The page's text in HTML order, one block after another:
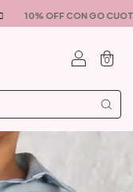
10% OFF CON GO
0